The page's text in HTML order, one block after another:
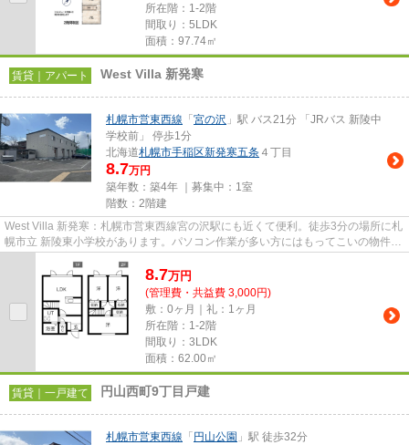
所在階：1-2階
間取り：5LDK
面積：97.74㎡
賃貸｜アパート West Villa 新発寒
札幌市営東西線 「 宮の沢 」駅 バス21分 「JRバス 新陵中
学校前」 停歩1分
北海道札幌市手稲区新発寒五条 ４丁目
8.7万円
築年数：築4年 ｜募集中： 1室
階数：2階建
West Villa 新発寒：札幌市営東西線宮の沢駅にも近くて便利。徒歩3分の場所に札
幌市立 新陵東小学校があります。パソコン作業が多い方にはもってこいの物件、
8.7万円
(管理費・共益費 3,000円)
敷：0ヶ月｜礼：1ヶ月
所在階：1-2階
間取り：3LDK
面積：62.00㎡
賃貸｜一戸建て 円山西町9丁目戸建
札幌市営東西線 「 円山公園 」駅 徒歩32分